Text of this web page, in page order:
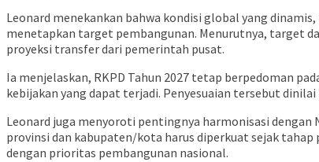
Leonard menekankan bahwa kondisi global yang
menetapkan target pembangunan. Menurutnya, target
proyeksi transfer dari pemerintah pusat.
Ia menjelaskan, RKPD Tahun 2027 tetap berpedoman
kebijakan yang dapat terjadi. Penyesuaian tersebut
Leonard juga menyoroti pentingnya harmonisasi
provinsi dan kabupaten/kota harus diperkuat sejak tahap
dengan prioritas pembangunan nasional.